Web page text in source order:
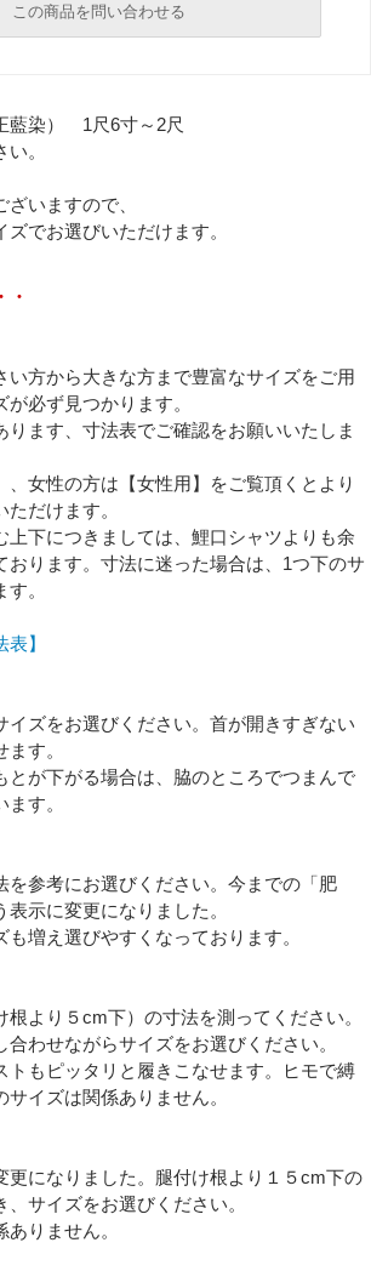
この商品を問い合わせる
必須
をご確認ください。
シーポリシーを確認しました。
藍染） 1尺6寸～2尺
。
いますので、
でお選びいただけます。
・
い方から大きな方まで豊富なサイズをご用
必ず見つかります。
ります、寸法表でご確認をお願いいたしま
、女性の方は【女性用】をご覧頂くとより
だけます。
上下につきましては、鯉口シャツよりも余
おります。寸法に迷った場合は、1つ下のサ
。
】
イズをお選びください。首が開きすぎない
す。
とが下がる場合は、脇のところでつまんで
す。
を参考にお選びください。今までの「肥
示に変更になりました。
も増え選びやすくなっております。
根より５cm下）の寸法を測ってください。
わせながらサイズをお選びください。
トもピッタリと履きこなせます。ヒモで縛
イズは関係ありません。
更になりました。腿付け根より１５cm下の
サイズをお選びください。
りません。